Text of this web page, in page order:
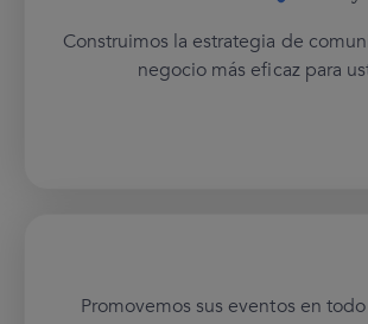
Construimos la estrategia de
negocio más eficaz para
Promovemos sus eventos en